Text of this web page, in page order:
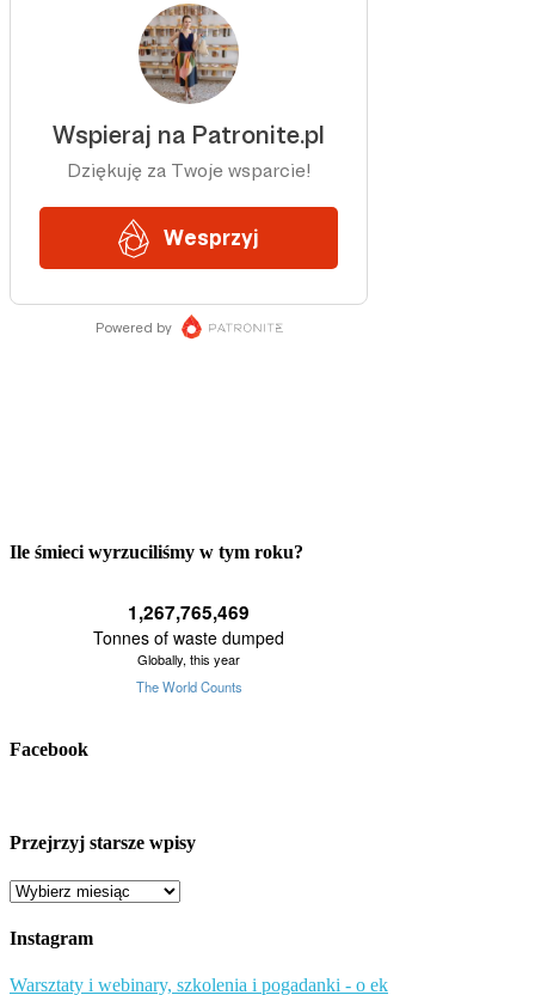
Ile śmieci wyrzuciliśmy w tym roku?
Facebook
Przejrzyj starsze wpisy
Przejrzyj
wpisy
Instagram
Warsztaty i webinary, szkolenia i pogadanki - o ek